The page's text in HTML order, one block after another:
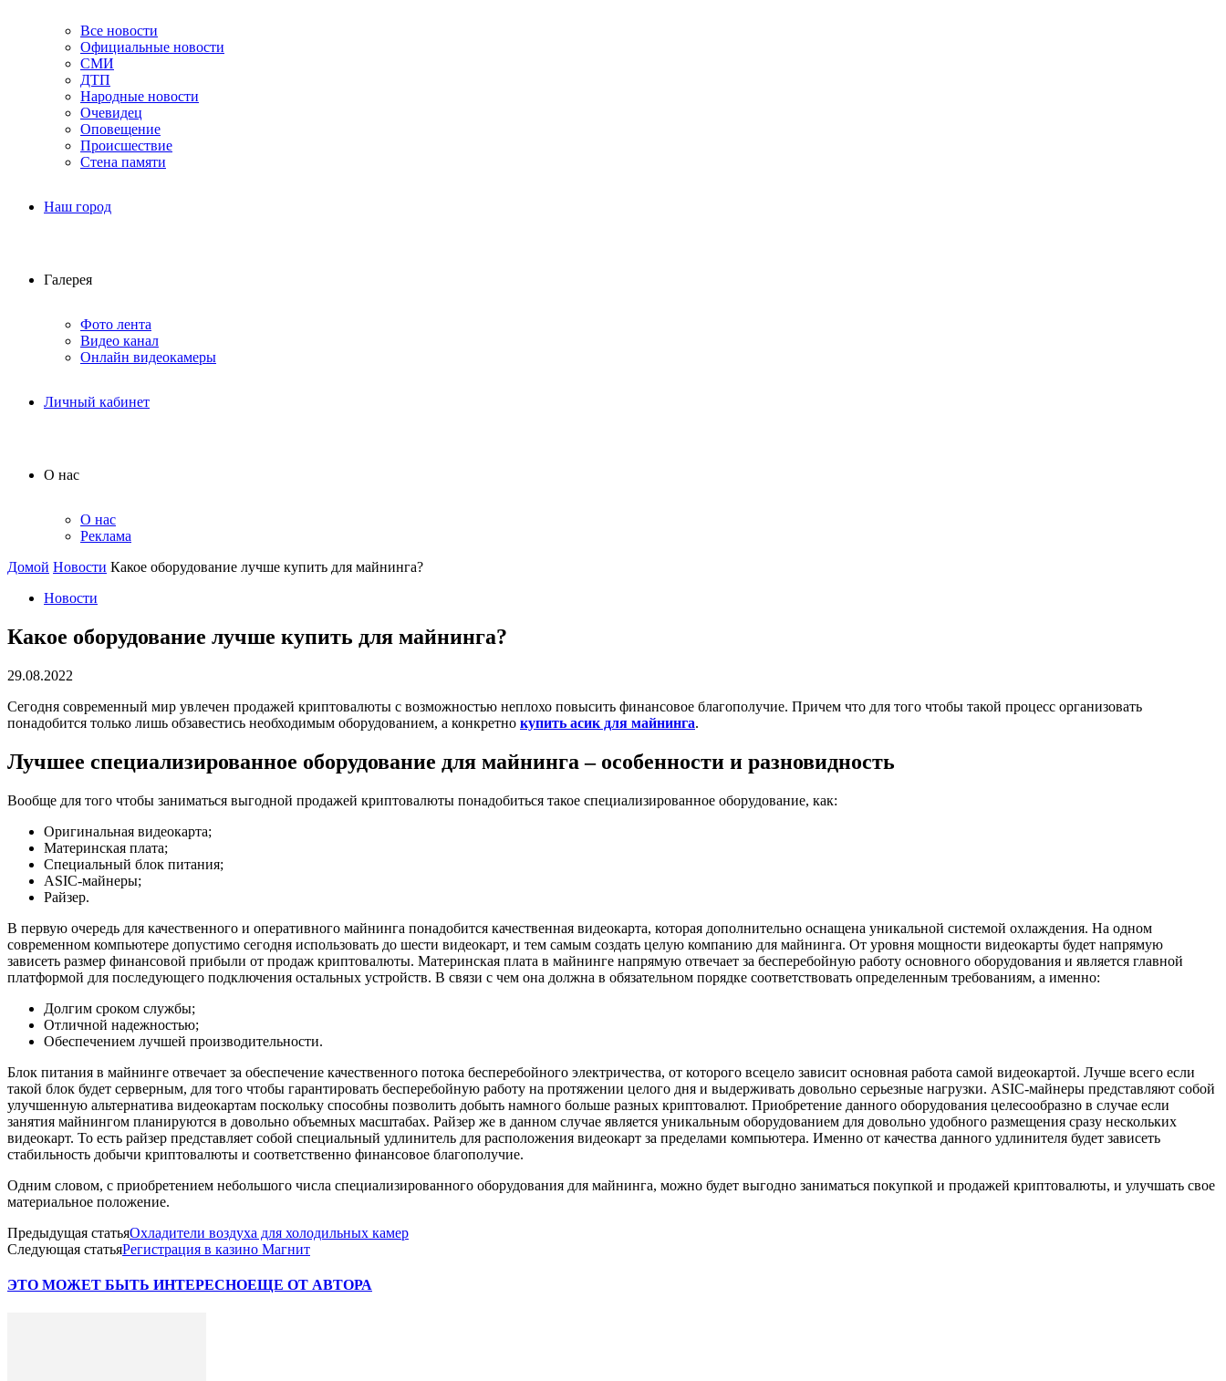
Все новости
Официальные новости
СМИ
ДТП
Народные новости
Очевидец
Оповещение
Происшествие
Стена памяти
Наш город
Галерея
Фото лента
Видео канал
Онлайн видеокамеры
Личный кабинет
О нас
О нас
Реклама
Домой Новости Какое оборудование лучше купить для майнинга?
Новости
Какое оборудование лучше купить для майнинга?
29.08.2022
Сегодня современный мир увлечен продажей криптовалюты с возможностью неплохо повысить финансовое благополучие. Причем что для того чтобы такой процесс организовать
понадобится только лишь обзавестись необходимым оборудованием, а конкретно купить асик для майнинга.
Лучшее специализированное оборудование для майнинга – особенности и разновидность
Вообще для того чтобы заниматься выгодной продажей криптовалюты понадобиться такое специализированное оборудование, как:
Оригинальная видеокарта;
Материнская плата;
Специальный блок питания;
ASIC-майнеры;
Райзер.
В первую очередь для качественного и оперативного майнинга понадобится качественная видеокарта, которая дополнительно оснащена уникальной системой охлаждения. На одном
современном компьютере допустимо сегодня использовать до шести видеокарт, и тем самым создать целую компанию для майнинга. От уровня мощности видеокарты будет напрямую
зависеть размер финансовой прибыли от продаж криптовалюты. Материнская плата в майнинге напрямую отвечает за бесперебойную работу основного оборудования и является главной
платформой для последующего подключения остальных устройств. В связи с чем она должна в обязательном порядке соответствовать определенным требованиям, а именно:
Долгим сроком службы;
Отличной надежностью;
Обеспечением лучшей производительности.
Блок питания в майнинге отвечает за обеспечение качественного потока бесперебойного электричества, от которого всецело зависит основная работа самой видеокартой. Лучше всего если
такой блок будет серверным, для того чтобы гарантировать бесперебойную работу на протяжении целого дня и выдерживать довольно серьезные нагрузки. ASIC-майнеры представляют собой
улучшенную альтернатива видеокартам поскольку способны позволить добыть намного больше разных криптовалют. Приобретение данного оборудования целесообразно в случае если
занятия майнингом планируются в довольно объемных масштабах. Райзер же в данном случае является уникальным оборудованием для довольно удобного размещения сразу нескольких
видеокарт. То есть райзер представляет собой специальный удлинитель для расположения видеокарт за пределами компьютера. Именно от качества данного удлинителя будет зависеть
стабильность добычи криптовалюты и соответственно финансовое благополучие.
Одним словом, с приобретением небольшого числа специализированного оборудования для майнинга, можно будет выгодно заниматься покупкой и продажей криптовалюты, и улучшать свое
материальное положение.
Предыдущая статьяОхладители воздуха для холодильных камер
Следующая статьяРегистрация в казино Магнит
ЭТО МОЖЕТ БЫТЬ ИНТЕРЕСНОЕЩЕ ОТ АВТОРА